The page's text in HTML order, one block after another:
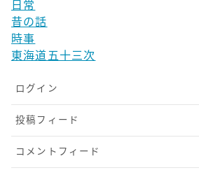
日常
昔の話
時事
東海道五十三次
ログイン
投稿フィード
コメントフィード